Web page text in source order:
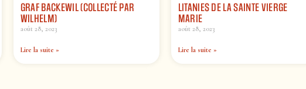
GRAF BACKEWIL (COLLECTÉ PAR
WILHELM)
août 28, 2023
Lire la suite »
LITANIES DE LA SAINTE VIERGE
MARIE
août 28, 2023
Lire la suite »